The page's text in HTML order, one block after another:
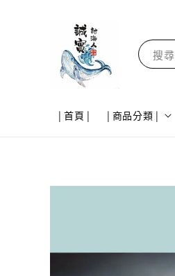
搜尋
| 首頁 | | 商品分類 |